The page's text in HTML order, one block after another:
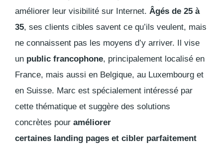
améliorer leur visibilité sur Internet. Âgés de 25 à
35, ses clients cibles savent ce qu’ils veulent, mais
ne connaissent pas les moyens d’y arriver. Il vise
un public francophone, principalement localisé en
France, mais aussi en Belgique, au Luxembourg et
en Suisse. Marc est spécialement intéressé par
cette thématique et suggère des solutions
concrètes pour améliorer
certaines landing pages et cibler parfaitement